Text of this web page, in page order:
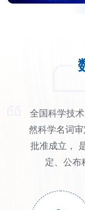
全国科学技
然科学名词
批准成立，
定、公布